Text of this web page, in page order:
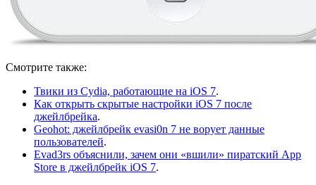
Смотрите также:
Твики из Cydia, работающие на iOS 7.
Как открыть скрытые настройки iOS 7 после
джейлбрейка.
Geohot: джейлбрейк evasi0n 7 не ворует данные
пользователей.
Evad3rs объяснили, зачем они «вшили» пиратский App
Store в джейлбрейк iOS 7.